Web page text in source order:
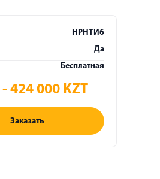
HPНТИ6
Да
Бесплатная
424 000 KZT
Заказать